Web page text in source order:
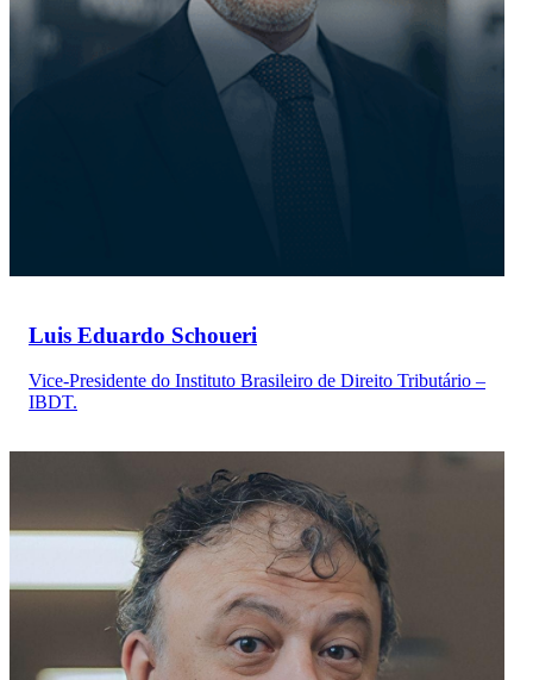
Luis Eduardo Schoueri
Vice-Presidente do Instituto Brasileiro de Direito Tributário –
IBDT.